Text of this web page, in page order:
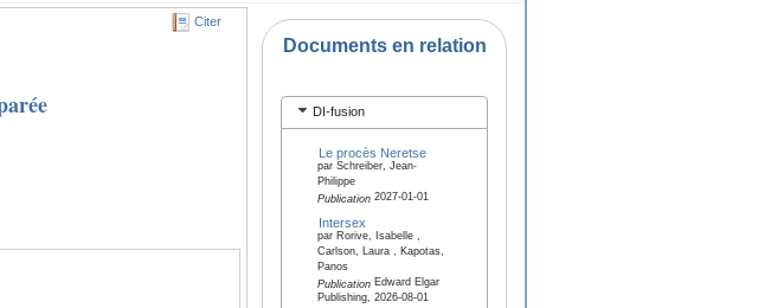
Citer
Documents en relation
DI-fusion
Le procès Neretse
par Schreiber, Jean-
Philippe
Publication2027-01-01
Intersex
par Rorive, Isabelle ,
Carlson, Laura , Kapotas,
Panos
PublicationEdward Elgar
Publishing, 2026-08-01